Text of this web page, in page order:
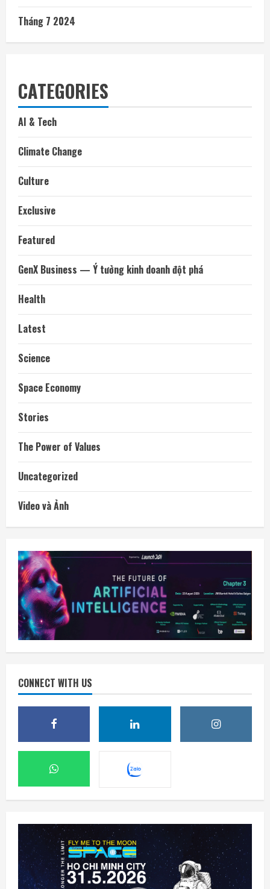
Tháng 7 2024
CATEGORIES
AI & Tech
Climate Change
Culture
Exclusive
Featured
GenX Business — Ý tưởng kinh doanh đột phá
Health
Latest
Science
Space Economy
Stories
The Power of Values
Uncategorized
Video và Ảnh
CONNECT WITH US